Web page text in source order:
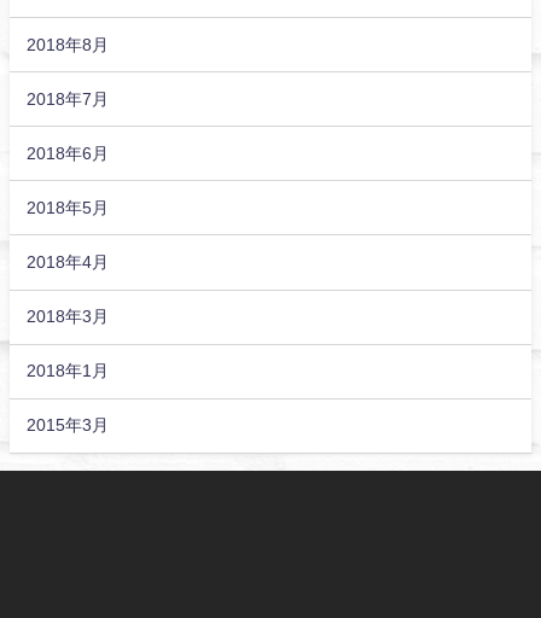
2018年8月
2018年7月
2018年6月
2018年5月
2018年4月
2018年3月
2018年1月
2015年3月